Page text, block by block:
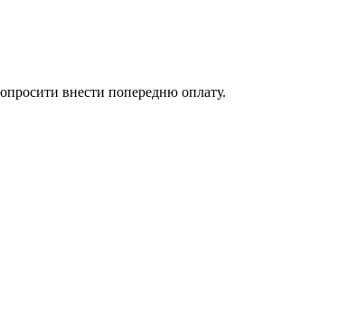
внести попередню оплату.